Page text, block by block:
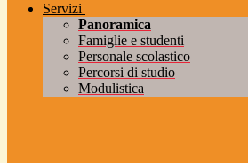
Servizi
Panoramica
Famiglie e studenti
Personale scolastico
Percorsi di studio
Modulistica